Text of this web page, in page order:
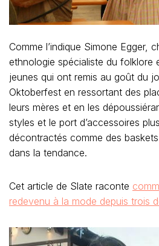
Comme l’indique Simone Egger,
ethnologie spécialiste du folklore
jeunes qui ont remis au goût du
Oktoberfest en ressortant des
leurs mères et en les
styles et le port d’accessoires
décontractés comme des
dans la tendance.
Cet article de Slate raconte
redevenu à la mode depuis trois